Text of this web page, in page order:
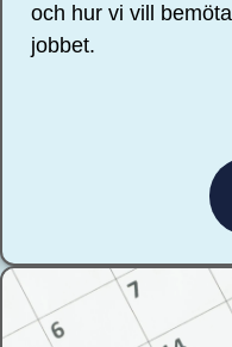
och hur vi vill
jobbet.